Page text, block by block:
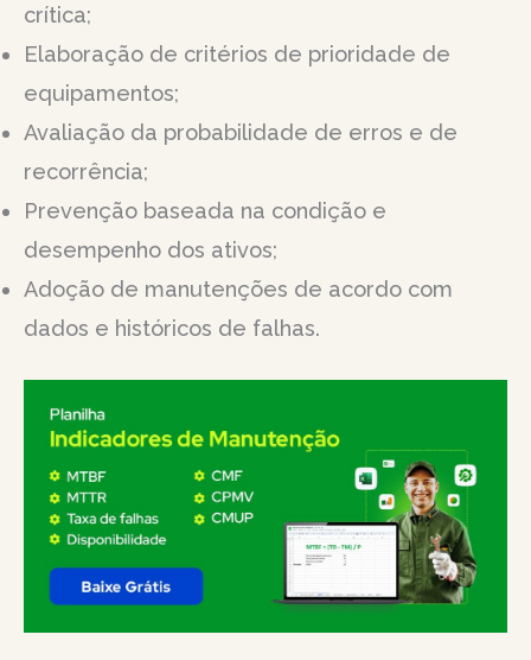
crítica;
Elaboração de critérios de prioridade de
equipamentos;
Avaliação da probabilidade de erros e de
recorrência;
Prevenção baseada na condição e
desempenho dos ativos;
Adoção de manutenções de acordo com
dados e históricos de falhas.